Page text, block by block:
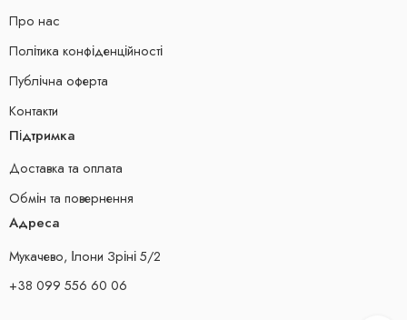
Про нас
Політика конфіденційності
Публічна оферта
Контакти
Підтримка
Доставка та оплата
Обмін та повернення
Адреса
Мукачево, Ілони Зріні 5/2
+38 099 556 60 06